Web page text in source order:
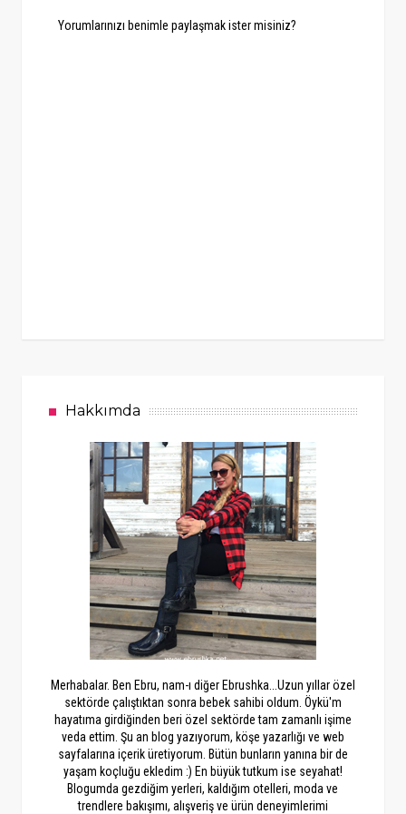
Yorumlarınızı benimle paylaşmak ister misiniz?
Hakkımda
Merhabalar. Ben Ebru, nam-ı diğer Ebrushka...Uzun yıllar özel
sektörde çalıştıktan sonra bebek sahibi oldum. Öykü'm
hayatıma girdiğinden beri özel sektörde tam zamanlı işime
veda ettim. Şu an blog yazıyorum, köşe yazarlığı ve web
sayfalarına içerik üretiyorum. Bütün bunların yanına bir de
yaşam koçluğu ekledim :) En büyük tutkum ise seyahat!
Blogumda gezdiğim yerleri, kaldığım otelleri, moda ve
trendlere bakışımı, alışveriş ve ürün deneyimlerimi